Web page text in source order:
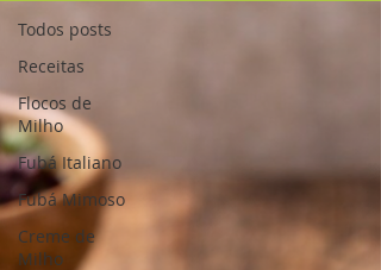
Todos posts
Receitas
Flocos de
Milho
Fubá Italiano
Fubá Mimoso
Creme de
Milho